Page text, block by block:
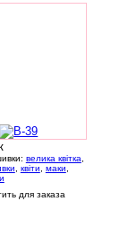
велика квітка
квіти маки
для заказа